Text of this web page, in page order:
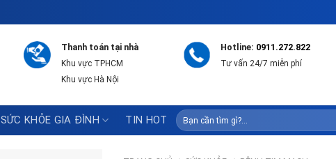
Thanh toán tại nhà
Khu vực TPHCM
Khu vực Hà Nội
Hotline: 0911.272.822
Tư vấn 24/7 miễn phí
SỨC KHỎE GIA ĐÌNH TIN HOT
Tìm
kiếm: